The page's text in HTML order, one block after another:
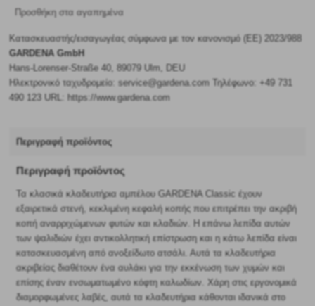
Προσθήκη στα αγαπημένα
Κατασκευαστής/εισαγωγέας σύμφωνα με τον κανονισμό (ΕΕ) 2023/988
GARDENA GmbH
Hans-Lorenser-Straße 40, 89079 Ulm, DEU
Ηλεκτρονικό ταχυδρομείο: service@gardena.com Τηλέφωνο: +49 731
490 123 URL: https://www.gardena.com
Περιγραφή προϊόντος
Περιγραφή προϊόντος
Τα κλασικά κλαδευτήρια αμπέλου GARDENA Classic έχουν
εξαιρετικά στενή, κεκλιμένη κεφαλή κοπής που επιτρέπει την ακριβή
κοπή αναρριχώμενων φυτών και κλαδιών. Η επάνω λεπίδα αυτών
των ψαλιδιών έχει αντικολλητική επίστρωση και η κάτω λεπίδα είναι
κατασκευασμένη από ανοξείδωτο ατσάλι. Αυτά τα κλαδευτήρια
ακριβείας διαθέτουν ένα αυλάκι για την εκκένωση των χυμών και
επίσης έναν ενσωματωμένο κόφτη καλωδίων. Χάρη στις εργονομικά
διαμορφωμένες λαβές, αυτά τα κλαδευτήρια κάθονται ιδανικά στο